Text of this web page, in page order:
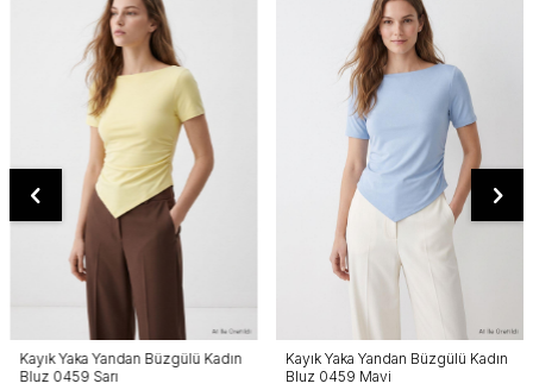
Kayık Yaka Yandan Büzgülü Kadın
Bluz 0459 Sarı
Kayık Yaka Yandan Büzgülü Kadın
Bluz 0459 Mavi